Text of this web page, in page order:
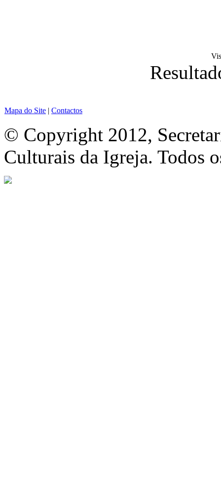
Mapa do Site | Contactos
© Copyright 2012,
Culturais da Igreja. Todos